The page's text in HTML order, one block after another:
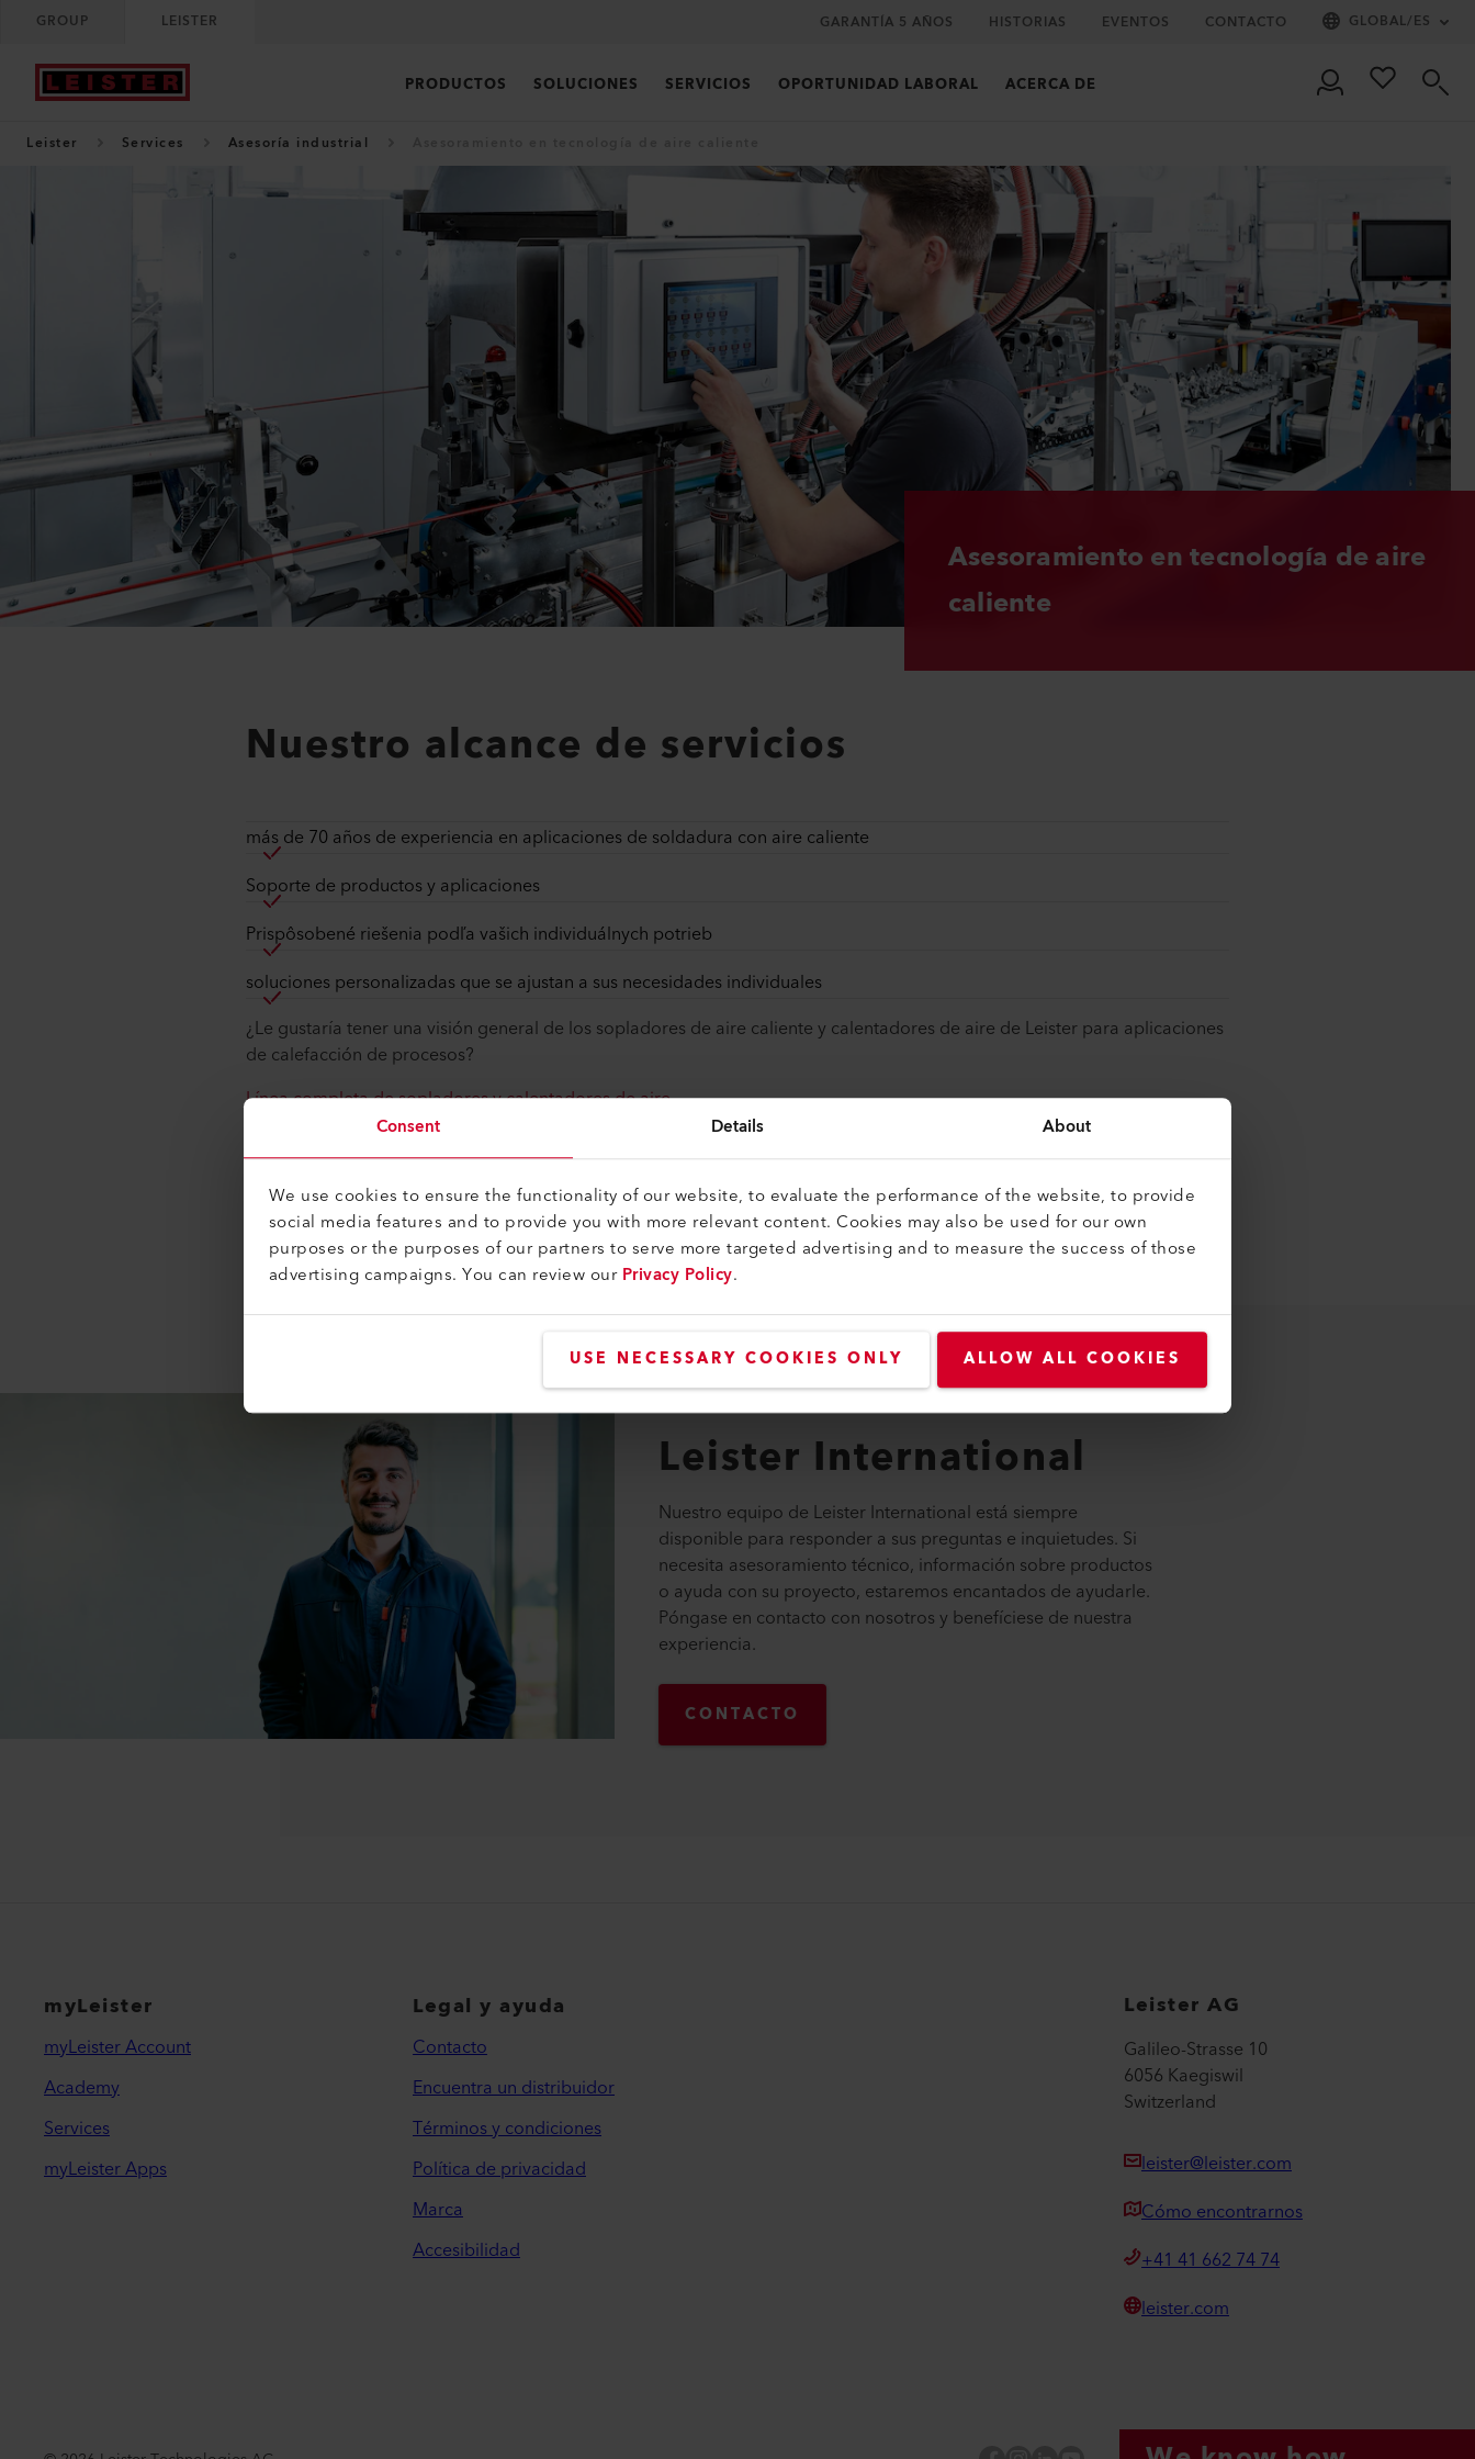
Consent Details About
We use cookies to ensure the functionality of our website, to evaluate the performance of the website, to provide
social media features and to provide you with more relevant content. Cookies may also be used for our own
purposes or the purposes of our partners to serve more targeted advertising and to measure the success of those
advertising campaigns. You can review ourPrivacy Policy.
USE NECESSARY COOKIES ONLY ALLOW ALL COOKIES
GROUP LEISTER GARANTÍA 5 AÑOS HISTORIAS EVENTOS CONTACTO GLOBAL/ES
PRODUCTOS SOLUCIONES SERVICIOS OPORTUNIDAD LABORAL ACERCA DE
Leister Services Asesoría industrial
Asesoramiento en tecnología de aire
caliente
Nuestro alcance de servicios
más de 70 años de experiencia en aplicaciones de soldadura con aire caliente
Soporte de productos y aplicaciones
Prispôsobené riešenia podľa vašich individuálnych potrieb
soluciones personalizadas que se ajustan a sus necesidades individuales
¿Le gustaría tener una visión general de los sopladores de aire caliente y calentadores de aire de Leister para aplicaciones
de calefacción de procesos?
Línea completa de sopladores y calentadores de aire
Soluciones de aire caliente
CONTACTO
Leister International
Nuestro equipo de Leister International está siempre
disponible para responder a sus preguntas e inquietudes. Si
necesita asesoramiento técnico, información sobre productos
o ayuda con su proyecto, estaremos encantados de ayudarle.
Póngase en contacto con nosotros y benefíciese de nuestra
experiencia.
CONTACTO
myLeister
myLeister Account
Academy
Services
myLeister Apps
Legal y ayuda
Contacto
Encuentra un distribuidor
Términos y condiciones
Política de privacidad
Marca
Accesibilidad
Leister AG
Galileo-Strasse 10
6056 Kaegiswil
Switzerland
leister@leister.com
Cómo encontrarnos
+41 41 662 74 74
leister.com